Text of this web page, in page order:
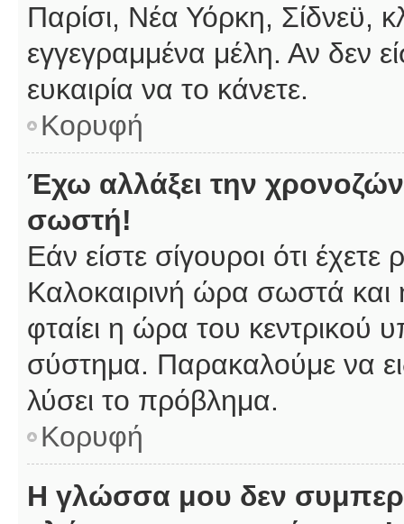
Παρίσι, Νέα Υόρκη, Σίδνεϋ,
εγγεγραμμένα μέλη. Αν δεν
ευκαιρία να το κάνετε.
Κορυφή
Έχω αλλάξει την
σωστή!
Εάν είστε σίγουροι ότι
Καλοκαιρινή ώρα σωστά και
φταίει η ώρα του κεντρικού
σύστημα. Παρακαλούμε να
λύσει το πρόβλημα.
Κορυφή
Η γλώσσα μου δεν